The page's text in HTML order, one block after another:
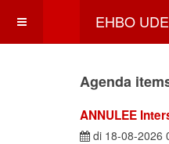
EHBO
Agenda
ANNULEE
di 18-08-2026